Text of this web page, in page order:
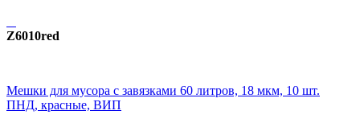
Z6010red
Мешки для мусора с завязками 60 литров, 18 мкм, 10 шт.
ПНД, красные, ВИП